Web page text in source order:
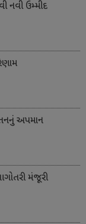
નવી ઉમ્મીદ
અપમાન
મંજૂરી